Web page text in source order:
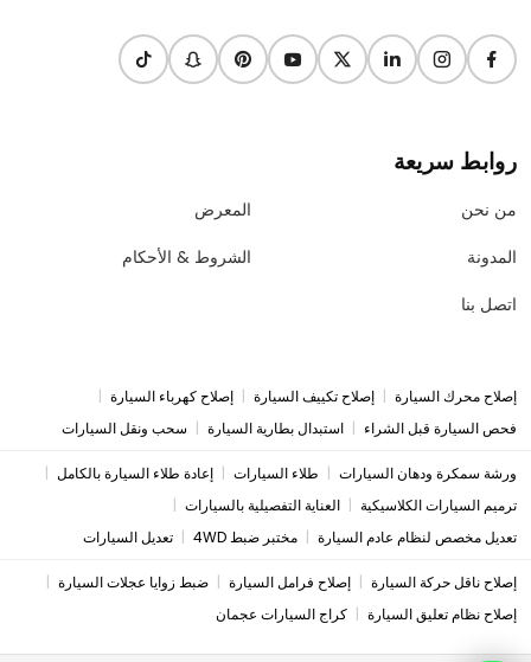
روابط سريعة
من نحن
المدونة
اتصل بنا
المعرض
الشروط & الأحكام
إصلاح محرك السيارة | إصلاح تكييف السيارة | إصلاح كهرباء السيارة |
فحص السيارة قبل الشراء | استبدال بطارية السيارة | سحب ونقل السيارات
ورشة سمكرة ودهان السيارات | طلاء السيارات | إعادة طلاء السيارة بالكامل |
ترميم السيارات الكلاسيكية | العناية التفصيلية بالسيارات |
تعديل مخصص لنظام عادم السيارة | مختبر ضبط 4WD | تعديل السيارات
إصلاح ناقل حركة السيارة | إصلاح فرامل السيارة | ضبط زوايا عجلات السيارة |
إصلاح نظام تعليق السيارة | كراج السيارات عجمان